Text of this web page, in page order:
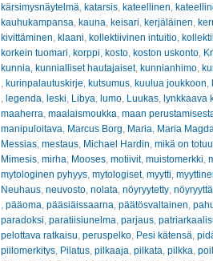
kärsimysnäytelmä katarsis, kateellinen
kauhukampansa kauna keisari kerjäläinen
kivittäminen klaani kollektiivinen intuitio,
korkein tuomari korppi kosto, koston uskonto,
kunnia kunnialliset hautajaiset, kunnianhimo,
kurinpalautuskirje kutsumus, kuulua joukkoon
legenda leski Libya lumo, Luukas, lynkkaava
maaherra maalaismoukka maan
manipuloitava Marcus Borg Maria Maria
Messias, mestaus, Michael Hardin mikä on
Mimesis, mirha Mooses, motiivit, muistomerkki
mytologinen pyhyys, mytologiset, myytti
Neuhaus, neuvosto, nolata nöyryytetty,
pääoma pääsiäissaarna päätösvaltainen
paradoksi paratiisiunelma parjaus,
pelottava ratkaisu peruspelko, Pesi kätensä
piilomerkitys, Pilatus, pilkaaja pilkata pilkka